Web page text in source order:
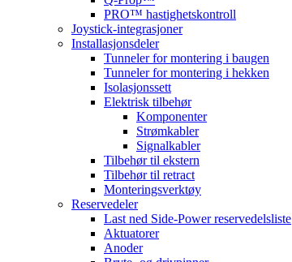
PRO™ hastighetskontroll
Joystick-integrasjoner
Installasjonsdeler
Tunneler for montering i baugen
Tunneler for montering i hekken
Isolasjonssett
Elektrisk tilbehør
Komponenter
Strømkabler
Signalkabler
Tilbehør til ekstern
Tilbehør til retract
Monteringsverktøy
Reservedeler
Last ned Side-Power reservedelsliste
Aktuatorer
Anoder